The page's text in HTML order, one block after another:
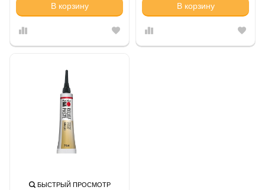
В корзину В корзину
БЫСТРЫЙ ПРОСМОТР